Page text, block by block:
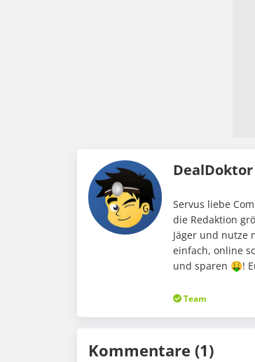
Servus liebe
die Redaktion
Jäger und nutze
einfach, online
und sparen 🤑!
Team
Kommentare (1)